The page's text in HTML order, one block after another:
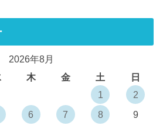
2026年8月
木 金 土
日
1
2
6 7 8
9